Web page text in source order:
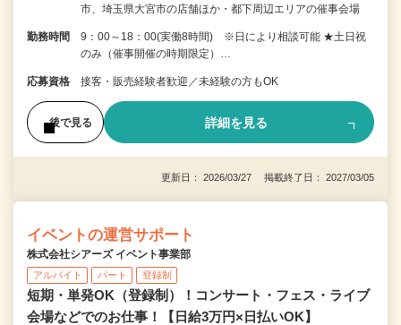
市、埼玉県大宮市の店舗ほか・都下周辺エリアの催事会場
勤務時間
9：00～18：00(実働8時間) ※日により相談可能 ★土日祝
のみ（催事開催の時期限定）…
応募資格 接客・販売経験者歓迎／未経験の方もOK
後で見る 詳細を見る
更新日： 2026/03/27 掲載終了日： 2027/03/05
イベントの運営サポート
株式会社シアーズ イベント事業部
アルバイト パート 登録制
短期・単発OK（登録制）！コンサート・フェス・ライブ
会場などでのお仕事！【日給3万円×日払いOK】